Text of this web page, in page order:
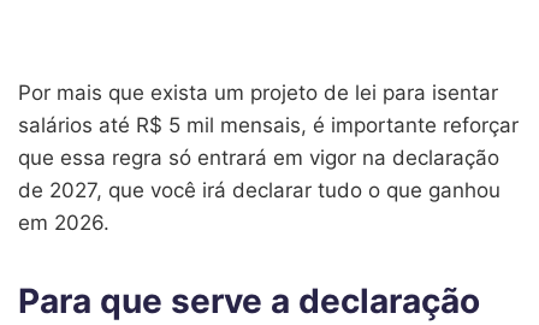
Por mais que exista um projeto de lei para isentar
salários até R$ 5 mil mensais, é importante reforçar
que essa regra só entrará em vigor na declaração
de 2027, que você irá declarar tudo o que ganhou
em 2026.
Para que serve a declaração